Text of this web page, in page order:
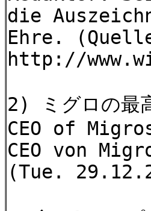
die
Ehre.
http://
2) ミグロの最
CEO of
CEO von
(Tue.